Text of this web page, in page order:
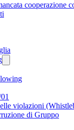
cooperazione
violazioni
di Gruppo